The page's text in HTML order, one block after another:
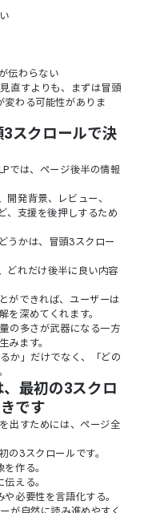
伝わらない
直すよりも、まずは冒頭
変わる可能性がありま
スクロールで決
では、ページ後半の情報
開発背景、レビュー、
、支援を後押しするため
うかは、冒頭3スクロー
どれだけ後半に良い内容
ができれば、ユーザーは
を深めてくれます。
の多さが武器になる一方
みます。
か」だけでなく、「どの
最初の3スクロ
です
出すためには、ページ全
の3スクロールです。
作る。
える。
必要性を言語化する。